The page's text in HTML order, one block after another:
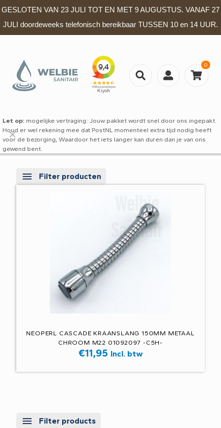
GESLOTEN VAN 23 JULI TOT EN MET 9 AUGUSTUS. VANAF 27
JULI doordeweeks telefonisch bereikbaar TUSSEN 10 en 14 UUR.
0
Let op: mogelijke vertraging: Jouw pakket wordt snel door ons ingepakt.
Houd er wel rekening mee dat PostNL momenteel extra tijd nodig heeft
voor de bezorging, Waardoor het iets langer kan duren dan je van ons
gewend bent.
✕
Filter producten
NEOPERL CASCADE KRAANSLANG 150MM METAAL
CHROOM M22 01092097 -C5H-
€11,95 Incl. btw
Filter products